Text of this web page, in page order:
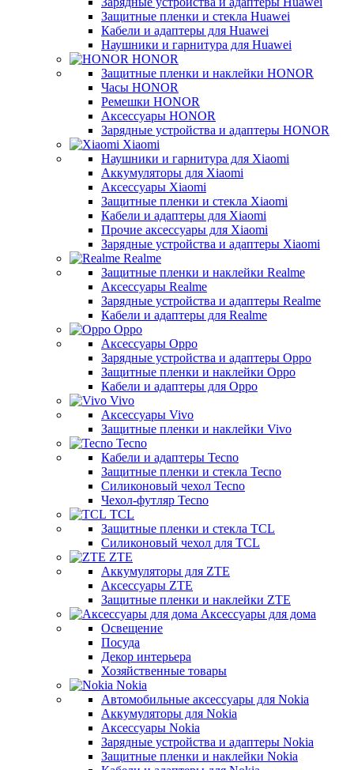
Защитные пленки и стекла Huawei
Кабели и адаптеры для Huawei
Наушники и гарнитура для Huawei
HONOR
Защитные пленки и наклейки HONOR
Часы HONOR
Ремешки HONOR
Аксессуары HONOR
Зарядные устройства и адаптеры HONOR
Xiaomi
Наушники и гарнитура для Xiaomi
Аккумуляторы для Xiaomi
Аксессуары Xiaomi
Защитные пленки и стекла Xiaomi
Кабели и адаптеры для Xiaomi
Прочие аксессуары для Xiaomi
Зарядные устройства и адаптеры Xiaomi
Realme
Защитные пленки и наклейки Realme
Аксессуары Realme
Зарядные устройства и адаптеры Realme
Кабели и адаптеры для Realme
Oppo
Аксессуары Oppo
Зарядные устройства и адаптеры Oppo
Защитные пленки и наклейки Oppo
Кабели и адаптеры для Oppo
Vivo
Аксессуары Vivo
Защитные пленки и наклейки Vivo
Tecno
Кабели и адаптеры Tecno
Защитные пленки и стекла Tecno
Силиконовый чехол Tecno
Чехол-футляр Tecno
TCL
Защитные пленки и стекла TCL
Силиконовый чехол для TCL
ZTE
Аккумуляторы для ZTE
Аксессуары ZTE
Защитные пленки и наклейки ZTE
Аксессуары для дома
Освещение
Посуда
Декор интерьера
Хозяйственные товары
Nokia
Автомобильные аксессуары для Nokia
Аккумуляторы для Nokia
Аксессуары Nokia
Зарядные устройства и адаптеры Nokia
Защитные пленки и наклейки Nokia